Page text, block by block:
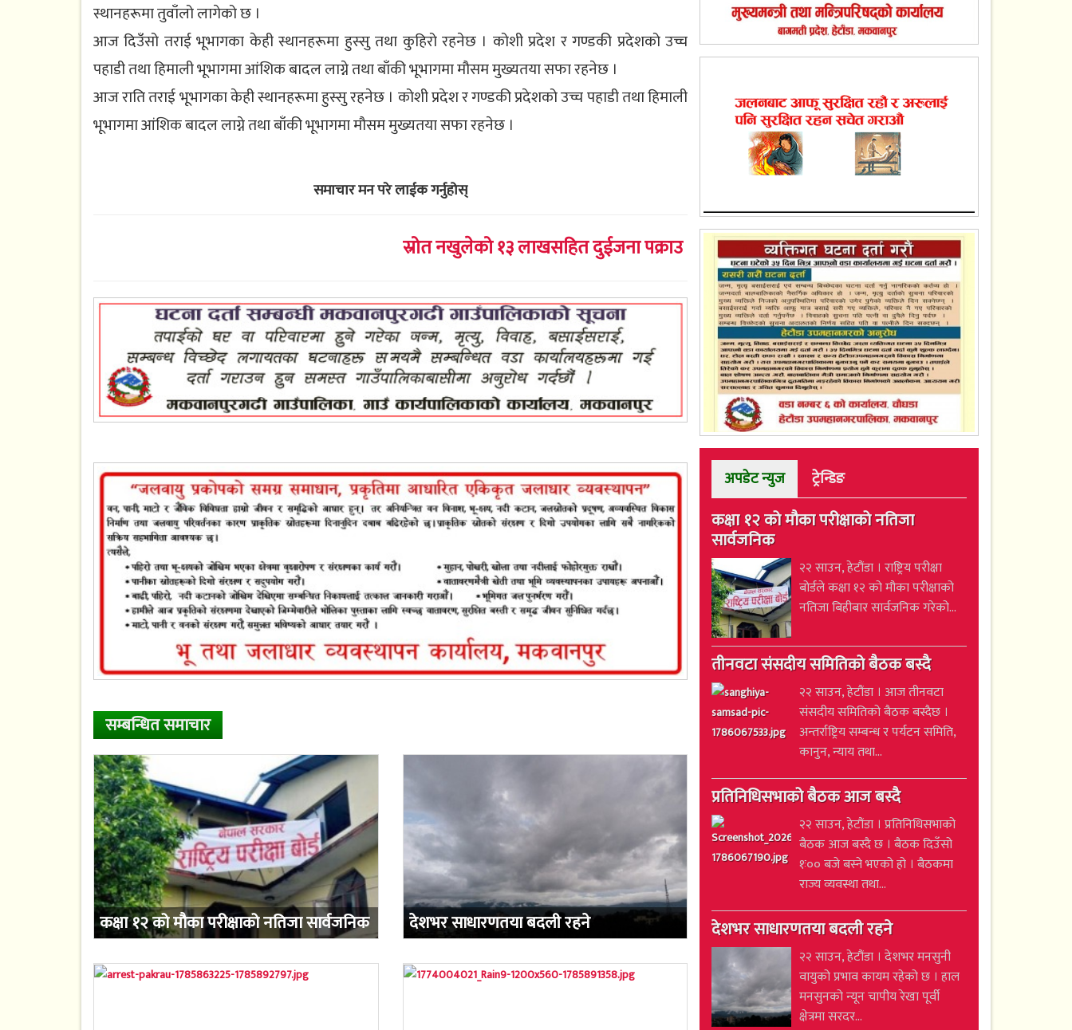
स्थानहरूमा तुवाँलो लागेको छ ।
आज दिउँसो तराई भूभागका केही स्थानहरूमा हुस्सु तथा कुहिरो रहनेछ । कोशी प्रदेश र गण्डकी प्रदेशको उच्च
पहाडी तथा हिमाली भूभागमा आंशिक बादल लाग्ने तथा बाँकी भूभागमा मौसम मुख्यतया सफा रहनेछ ।
आज राति तराई भूभागका केही स्थानहरूमा हुस्सु रहनेछ । कोशी प्रदेश र गण्डकी प्रदेशको उच्च पहाडी तथा हिमाली
भूभागमा आंशिक बादल लाग्ने तथा बाँकी भूभागमा मौसम मुख्यतया सफा रहनेछ ।
समाचार मन परे लाईक गर्नुहोस्
स्रोत नखुलेको १३ लाखसहित दुईजना पक्राउ
सम्बन्धित समाचार
कक्षा १२ को मौका परीक्षाको नतिजा सार्वजनिक देशभर साधारणतया बदली रहने
अपडेट न्युज ट्रेन्डिङ
कक्षा १२ को मौका परीक्षाको नतिजा
सार्वजनिक
२२ साउन, हेटौंडा । राष्ट्रिय परीक्षा
बोर्डले कक्षा १२ को मौका परीक्षाको
नतिजा बिहीबार सार्वजनिक गरेको...
तीनवटा संसदीय समितिको बैठक बस्दै
२२ साउन, हेटौंडा । आज तीनवटा
संसदीय समितिको बैठक बस्दैछ ।
अन्तर्राष्ट्रिय सम्बन्ध र पर्यटन समिति,
कानुन, न्याय तथा...
प्रतिनिधिसभाको बैठक आज बस्दै
२२ साउन, हेटौंडा । प्रतिनिधिसभाको
बैठक आज बस्दै छ । बैठक दिउँसो
१ः०० बजे बस्ने भएको हो । बैठकमा
राज्य व्यवस्था तथा...
देशभर साधारणतया बदली रहने
२२ साउन, हेटौंडा । देशभर मनसुनी
वायुको प्रभाव कायम रहेको छ । हाल
मनसुनको न्यून चापीय रेखा पूर्वी
क्षेत्रमा सरदर...